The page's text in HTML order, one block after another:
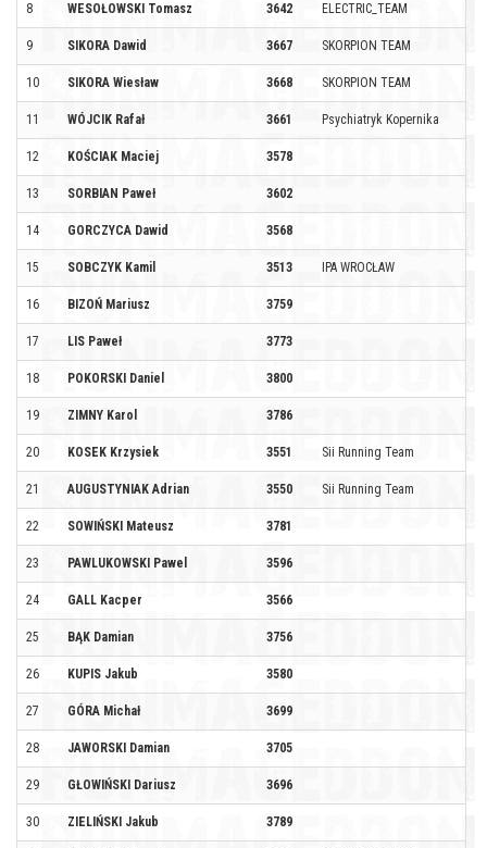
8 WESOŁOWSKI Tomasz 3642 ELECTRIC_TEAM
9 SIKORA Dawid 3667 SKORPION TEAM
10 SIKORA Wiesław 3668 SKORPION TEAM
11 WÓJCIK Rafał 3661 Psychiatryk Kopernika
12 KOŚCIAK Maciej 3578
13 SORBIAN Paweł 3602
14 GORCZYCA Dawid 3568
15 SOBCZYK Kamil 3513 IPA WROCŁAW
16 BIZOŃ Mariusz 3759
17 LIS Paweł 3773
18 POKORSKI Daniel 3800
19 ZIMNY Karol 3786
20 KOSEK Krzysiek 3551 Sii Running Team
21 AUGUSTYNIAK Adrian 3550 Sii Running Team
22 SOWIŃSKI Mateusz 3781
23 PAWLUKOWSKI Pawel 3596
24 GALL Kacper 3566
25 BĄK Damian 3756
26 KUPIS Jakub 3580
27 GÓRA Michał 3699
28 JAWORSKI Damian 3705
29 GŁOWIŃSKI Dariusz 3696
30 ZIELIŃSKI Jakub 3789